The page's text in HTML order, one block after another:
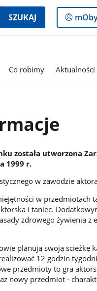
SZUKAJ
do
Co robimy Aktualności
została utworzona
1999 r.
w zawodzie
w przedmiotach
i taniec.
zdrowego żywienia z
planują swoją scieżkę
12 godzin
przedmioty to gra
nowy przedmiot -